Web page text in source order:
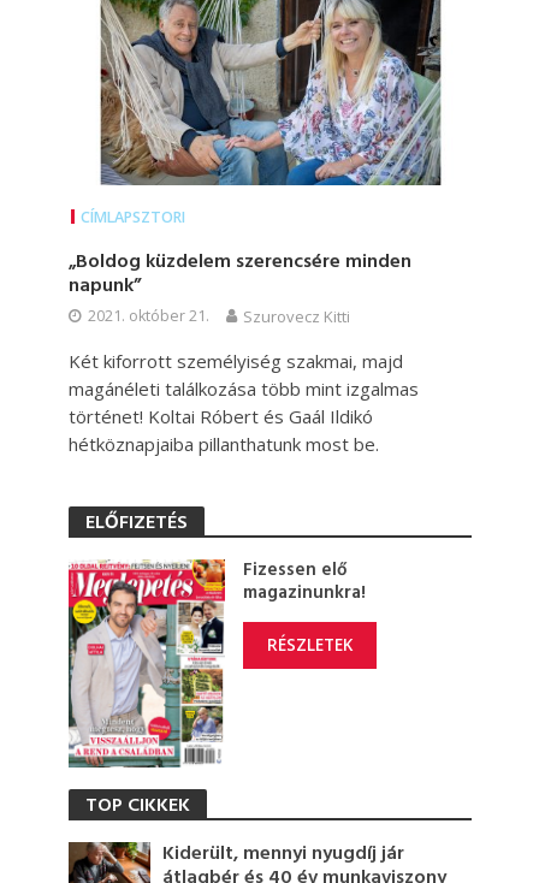
CÍMLAPSZTORI
„Boldog küzdelem szerencsére minden
napunk”
2021. október 21. Szurovecz Kitti
Két kiforrott személyiség szakmai, majd
magánéleti találkozása több mint izgalmas
történet! Koltai Róbert és Gaál Ildikó
hétköznapjaiba pillanthatunk most be.
ELŐFIZETÉS
Fizessen elő
magazinunkra!
RÉSZLETEK
TOP CIKKEK
Kiderült, mennyi nyugdíj jár